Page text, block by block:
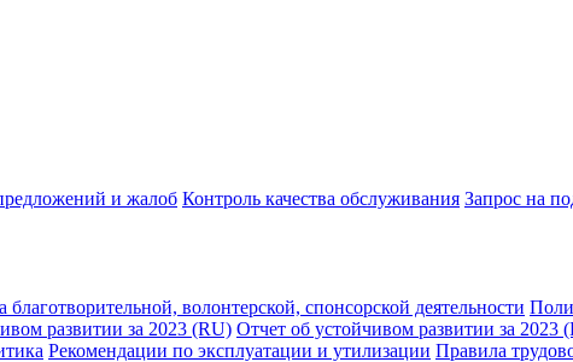
и жалоб Контроль качества обслуживания Запрос на
благотворительной, волонтерской, спонсорской деятельности
развитии за 2023 (RU) Отчет об устойчивом развитии за 2023
Рекомендации по эксплуатации и утилизации Правила